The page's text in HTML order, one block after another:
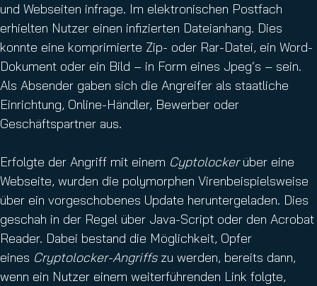
und Webseiten infrage. Im elektronischen Postfach
erhielten Nutzer einen infizierten Dateianhang. Dies
konnte eine komprimierte Zip- oder Rar-Datei, ein Word-
Dokument oder ein Bild – in Form eines Jpeg‘s – sein.
Als Absender gaben sich die Angreifer als staatliche
Einrichtung, Online-Händler, Bewerber oder
Geschäftspartner aus.
Erfolgte der Angriff mit einem Cyptolockerüber eine
Webseite, wurden die polymorphen Virenbeispielsweise
über ein vorgeschobenes Update heruntergeladen. Dies
geschah in der Regel über Java-Script oder den Acrobat
Reader. Dabei bestand die Möglichkeit, Opfer
eines Cryptolocker-Angriffszu werden, bereits dann,
wenn ein Nutzer einem weiterführenden Link folgte,